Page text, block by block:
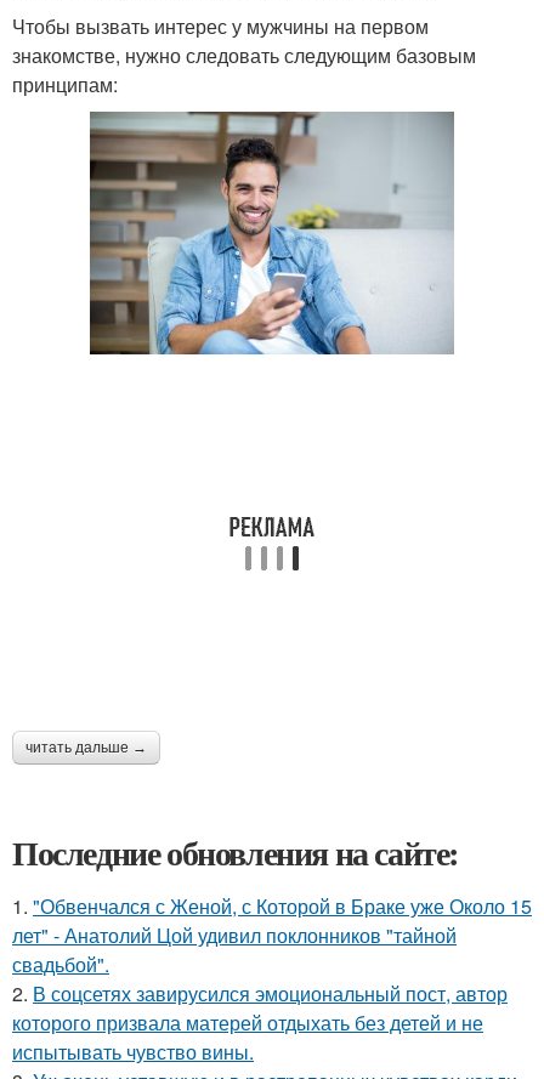
Чтобы вызвать интерес у мужчины на первом
знакомстве, нужно следовать следующим базовым
принципам:
читать дальше →
Последние обновления на сайте:
1. "Обвенчался с Женой, с Которой в Браке уже Около 15
лет" - Анатолий Цой удивил поклонников "тайной
свадьбой".
2. В соцсетях завирусился эмоциональный пост, автор
которого призвала матерей отдыхать без детей и не
испытывать чувство вины.